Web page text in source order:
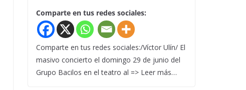
Comparte en tus redes sociales:
Comparte en tus redes sociales:/Víctor Ulín/ El
masivo concierto el domingo 29 de junio del
Grupo Bacilos en el teatro al => Leer más…